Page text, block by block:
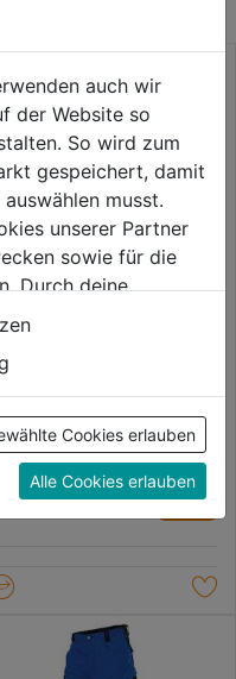
Stretch-
schwarz
109,99€
auch wir
der Website so
So wird zum
gespeichert, damit
musst.
unserer Partner
sowie für die
Durch deine
Drittanbieter,
verarbeitet.
stimmst du
zu. Unter "Details
zu den
"Cookies
welche Cookies
nicht.
Cookies erlauben
Alle Cookies erlauben